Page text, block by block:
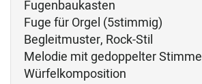
Fugenbaukasten
Fuge für Orgel (5stimmig)
Begleitmuster, Rock-Stil
Melodie mit gedoppelter Stimme
Würfelkomposition